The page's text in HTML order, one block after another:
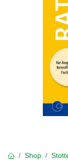
Shop